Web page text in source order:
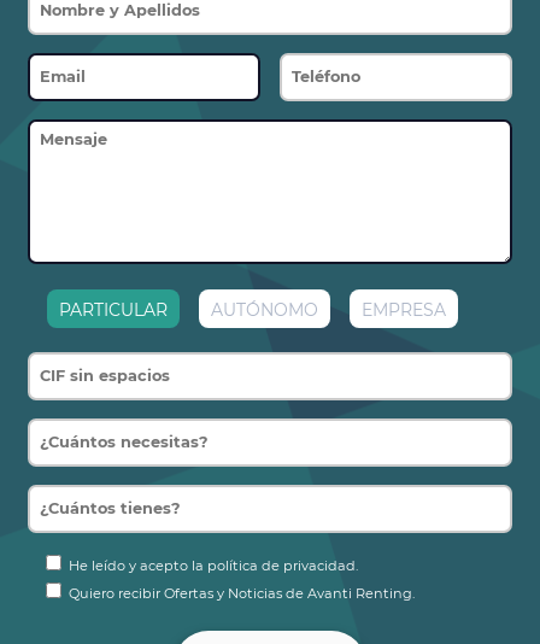
PARTICULAR AUTÓNOMO EMPRESA
He leído y acepto la política de privacidad.
Quiero recibir Ofertas y Noticias de Avanti Renting.